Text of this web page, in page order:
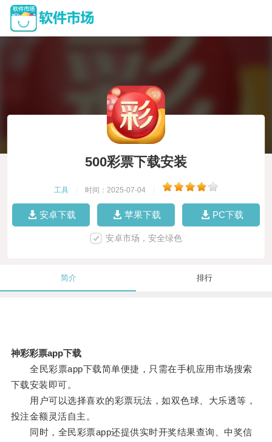
500彩票下载安装
工具 时间：2025-07-04
安卓下载 苹果下载 PC下载
安卓市场，安全绿色
简介 排行
神彩彩票app下载
全民彩票app下载简单便捷，只需在手机应用市场搜索
下载安装即可。
用户可以选择喜欢的彩票玩法，如双色球、大乐透等，
投注金额灵活自主。
同时，全民彩票app还提供实时开奖结果查询、中奖信